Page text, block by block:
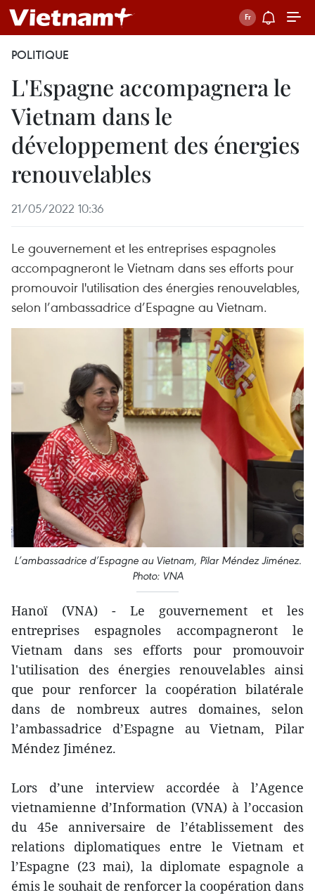
POLITIQUE
L'Espagne accompagnera le
Vietnam dans le
développement des énergies
renouvelables
21/05/2022 10:36
Le gouvernement et les entreprises espagnoles
accompagneront le Vietnam dans ses efforts pour
promouvoir l'utilisation des énergies renouvelables,
selon l’ambassadrice d’Espagne au Vietnam.
L’ambassadrice d’Espagne au Vietnam, Pilar Méndez Jiménez.
Photo: VNA
Hanoï (VNA) - Le gouvernement et les
entreprises espagnoles accompagneront le
Vietnam dans ses efforts pour promouvoir
l'utilisation des énergies renouvelables ainsi
que pour renforcer la coopération bilatérale
dans de nombreux autres domaines, selon
l’ambassadrice d’Espagne au Vietnam, Pilar
Méndez Jiménez.
Lors d’une interview accordée à l’Agence
vietnamienne d’Information (VNA) à l’occasion
du 45e anniversaire de l’établissement des
relations diplomatiques entre le Vietnam et
l’Espagne (23 mai), la diplomate espagnole a
émis le souhait de renforcer la coopération dans